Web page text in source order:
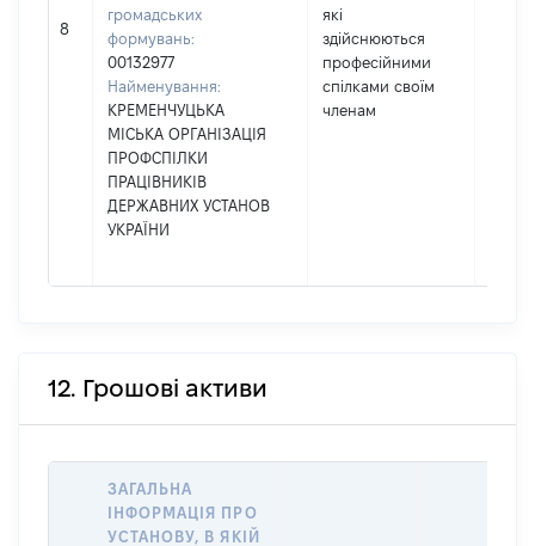
8
громадських
формувань:
00132977
Найменування:
КРЕМЕНЧУЦЬКА
МІСЬКА ОРГАНІЗАЦІЯ
ПРОФСПІЛКИ
ПРАЦІВНИКІВ
ДЕРЖАВНИХ УСТАНОВ
УКРАЇНИ
які
здійснюються
професійними
спілками своїм
членам
12. Грошові активи
ЗАГАЛЬНА
ІНФОРМАЦІЯ ПРО
УСТАНОВУ, В ЯКІЙ